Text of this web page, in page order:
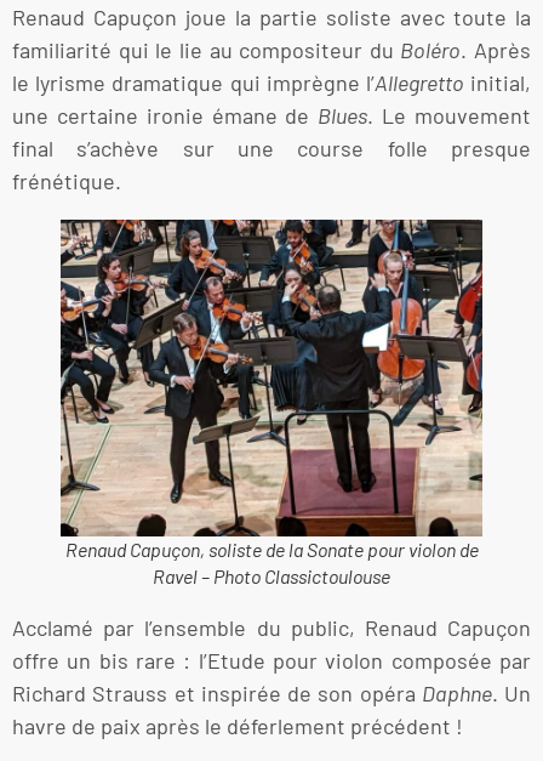
Renaud Capuçon joue la partie soliste avec toute la
familiarité qui le lie au compositeur du Boléro. Après
le lyrisme dramatique qui imprègne l’Allegretto initial,
une certaine ironie émane de Blues. Le mouvement
final s’achève sur une course folle presque
frénétique.
Renaud Capuçon, soliste de la Sonate pour violon de
Ravel – Photo Classictoulouse
Acclamé par l’ensemble du public, Renaud Capuçon
offre un bis rare : l’Etude pour violon composée par
Richard Strauss et inspirée de son opéra Daphne. Un
havre de paix après le déferlement précédent !